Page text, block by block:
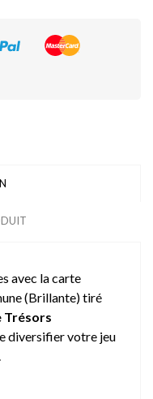
avec la carte
(Brillante) tiré
Trésors
diversifier votre jeu